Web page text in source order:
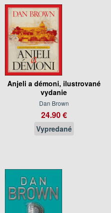
Anjeli a démoni, ilustrované
vydanie
Dan Brown
24.90 €
Vypredané